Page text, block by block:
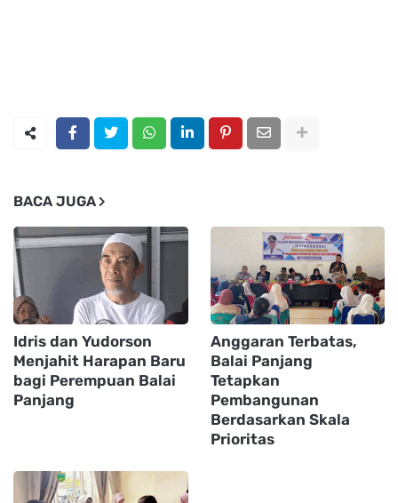
BACA JUGA
Idris dan Yudorson
Menjahit Harapan Baru
bagi Perempuan Balai
Panjang
Anggaran Terbatas,
Balai Panjang
Tetapkan
Pembangunan
Berdasarkan Skala
Prioritas